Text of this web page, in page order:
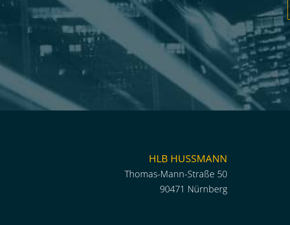
HLB HUSSMANN
Thomas-Mann-Straße 50
90471 Nürnberg